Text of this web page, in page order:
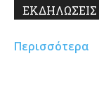
ΕΚΔΗΛΩΣΕΙΣ
Περισσότερα